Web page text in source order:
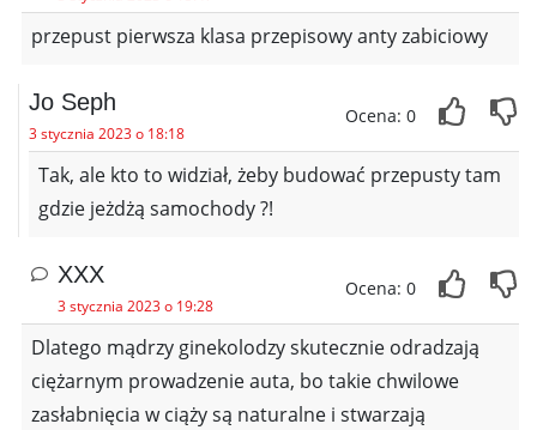
przepust pierwsza klasa przepisowy anty zabiciowy
Jo Seph
3 stycznia 2023 o 18:18
Ocena: 0
Tak, ale kto to widział, żeby budować przepusty tam
gdzie jeżdżą samochody ?!
XXX
3 stycznia 2023 o 19:28
Ocena: 0
Dlatego mądrzy ginekolodzy skutecznie odradzają
ciężarnym prowadzenie auta, bo takie chwilowe
zasłabnięcia w ciąży są naturalne i stwarzają